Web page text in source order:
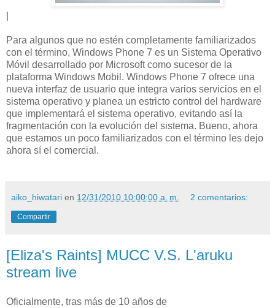
Para algunos que no estén completamente familiarizados
con el término, Windows Phone 7 es un Sistema Operativo
Móvil desarrollado por Microsoft como sucesor de la
plataforma Windows Mobil. Windows Phone 7 ofrece una
nueva interfaz de usuario que integra varios servicios en el
sistema operativo y planea un estricto control del hardware
que implementará el sistema operativo, evitando así la
fragmentación con la evolución del sistema. Bueno, ahora
que estamos un poco familiarizados con el término les dejo
ahora sí el comercial.
aiko_hiwatari en 12/31/2010 10:00:00 a. m. 2 comentarios:
Compartir
[Eliza's Raints] MUCC V.S. L'aruku
stream live
Oficialmente, tras más de 10 años de